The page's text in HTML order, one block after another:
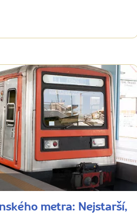
metra: Nejstarší,